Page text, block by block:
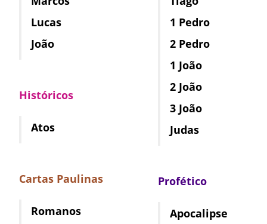
Lucas
João
Históricos
Atos
Cartas Paulinas
Romanos
1 Pedro
2 Pedro
1 João
2 João
3 João
Judas
Profético
Apocalipse